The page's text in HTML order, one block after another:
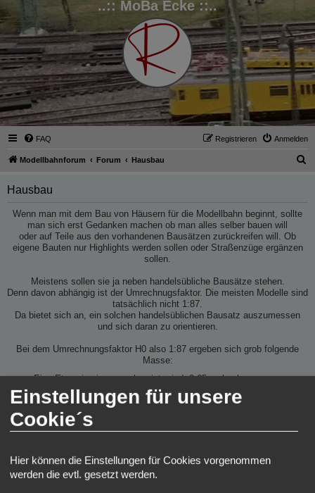
..:: MoBa Ecke ::..
FAQ Anmelden
Registrieren
Modellbahnforum Forum Hausbau
Hausbau
Wenn man mit dem Bau von Häusern für die Modellbahn beginnt, sollte
man sich erst Gedanken machen ob man alles selber bauen will
oder auf Teile aus den vorhandenen Bausätzen zurückreifen will. Ob
eigene Bauten nur Highlights werden sollen oder Straßenzüge ergänzen
sollen.
Meistens sollen sie ja neben handelsübliche Bausätze stehen.
Denn davon abhängig ist der Umrechnugsfaktor. Die meisten Modelle sind
tatsächlich nicht 1:87.
Da bietet sich an, ein solchen handelsüblichen Bausatz auszumessen
und sich daran zu orientieren.
Bei dem Umrechnungsfaktor H0 also 1:87 ergeben sich grob folgende
Masse:
Eine Etage in einem neubau ist mind. 2,65cm hoch.
Bei Gebäuden aus den 60gern bis in die 80ger dann 2,88cm hoch.
Bei klassischen Altbauten ergibt sich eine Höhe von 3,8 cm.
Bei Gebäuden aus der Gründerzeit und Aristokratie ergibt sich eine
Höhe von ca 5,2 cm.
zu haben.
Einstellungen für unsere
Cookie´s
Hier können die Einstellungen für Cookies vorgenommen
werden die evtl. gesetzt werden.